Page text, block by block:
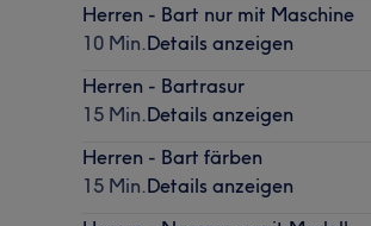
Herren - Bart nur mit Maschine
10 Min.Details anzeigen
Herren - Bartrasur
15 Min.Details anzeigen
Herren - Bart färben
15 Min.Details anzeigen